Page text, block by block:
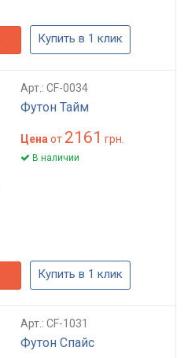
Купить в 1 клик
Арт.: CF-0034
Футон Тайм
Цена от 2161 грн.
В наличии
Купить в 1 клик
Арт.: CF-1031
Футон Спайс